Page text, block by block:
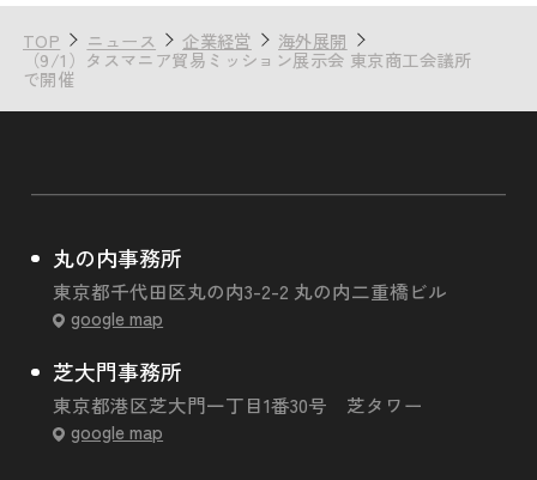
TOP ニュース 企業経営 海外展開
（9/1）タスマニア貿易ミッション展示会 東京商工会議所
で開催
丸の内事務所
東京都千代田区丸の内3-2-2 丸の内二重橋ビル
google map
芝大門事務所
東京都港区芝大門一丁目1番30号 芝タワー
google map